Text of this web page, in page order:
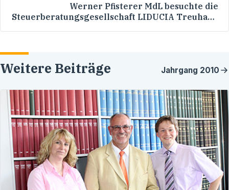
Werner Pfisterer MdL besuchte die
Steuerberatungsgesellschaft LIDUCIA Treuhand
Weitere Beiträge Jahrgang 2010